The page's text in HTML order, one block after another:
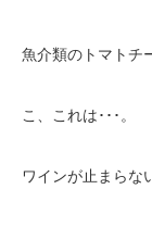
魚介類のトマトチ
こ、これは･･･。
ワインが止まらな